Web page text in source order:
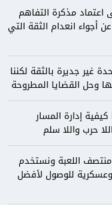
اعتماد مذكرة التفاهم
انعدام الثقة التي
غير جديرة بالثقة لكننا
وحل القضايا المطروحة
إدارة المسار
حرب واللا سلم
اللعبة ونستخدم
للوصول لأفضل